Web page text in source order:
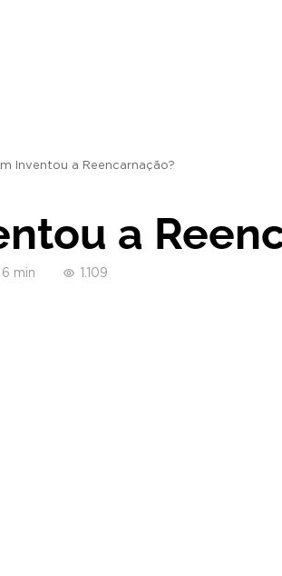
Inventou a Reencarnação?
a
6 min 1.109